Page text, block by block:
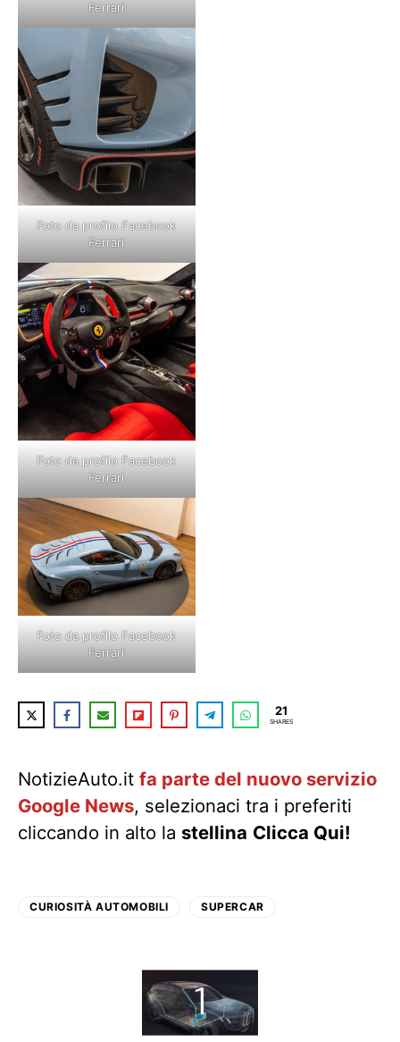
Ferrari
Foto da profilo Facebook
Ferrari
Foto da profilo Facebook
Ferrari
Foto da profilo Facebook
Ferrari
21
SHARES
NotizieAuto.it fa parte del nuovo servizio
Google News, selezionaci tra i preferiti
cliccando in alto la stellina Clicca Qui!
CURIOSITÀ AUTOMOBILI SUPERCAR